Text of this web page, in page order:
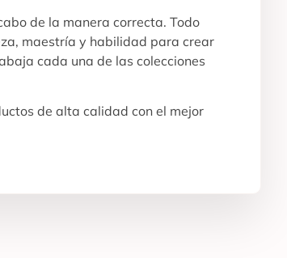
de la manera correcta. Todo
maestría y habilidad para crear
cada una de las colecciones
de alta calidad con el mejor